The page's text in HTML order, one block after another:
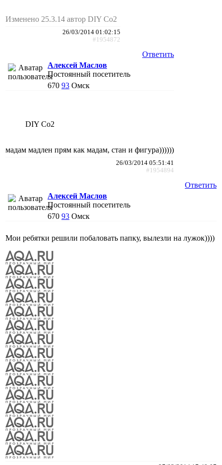
Изменено 25.3.14 автор DIY Co2
26/03/2014 01:02:15
#1954872
Ответить
Алексей Маслов
Постоянный посетитель
670 93 Омск
DIY Co2
мадам мадлен прям как мадам, стан и фигура))))))
26/03/2014 05:51:41
#1954894
Ответить
Алексей Маслов
Постоянный посетитель
670 93 Омск
Мои ребятки решили побаловать папку, вылезли на лужок))))